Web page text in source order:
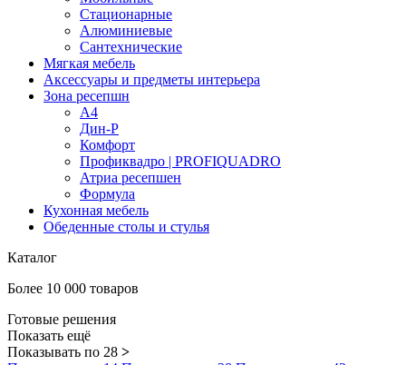
Стационарные
Алюминиевые
Сантехнические
Мягкая мебель
Аксессуары и предметы интерьера
Зона ресепшн
А4
Дин-Р
Комфорт
Профиквадро | PROFIQUADRO
Атриа ресепшен
Формула
Кухонная мебель
Обеденные столы и стулья
Каталог
Более 10 000 товаров
Готовые решения
Показать ещё
Показывать по 28 >